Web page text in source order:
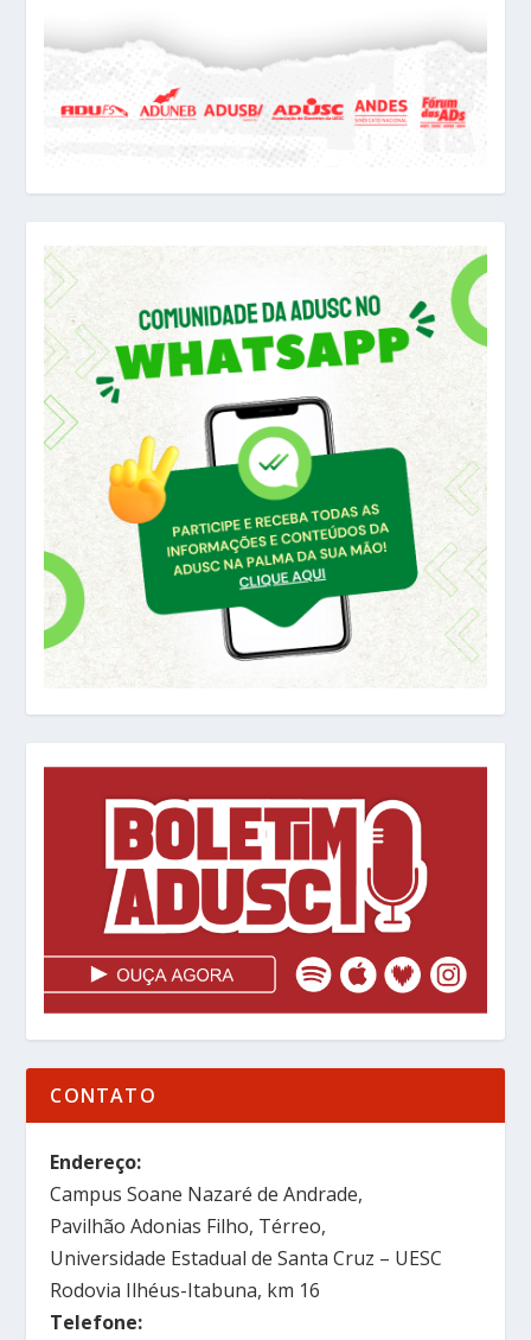
CONTATO
Endereço:
Campus Soane Nazaré de Andrade,
Pavilhão Adonias Filho, Térreo,
Universidade Estadual de Santa Cruz – UESC
Rodovia Ilhéus-Itabuna, km 16
Telefone: